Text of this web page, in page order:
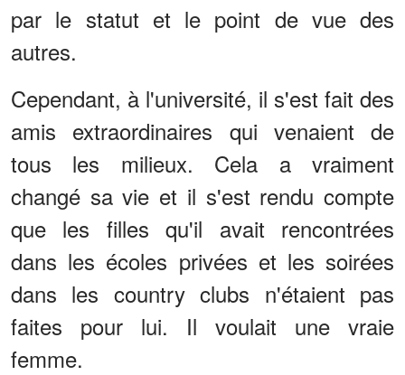
par le statut et le point de vue des
autres.
Cependant, à l'université, il s'est fait des
amis extraordinaires qui venaient de
tous les milieux. Cela a vraiment
changé sa vie et il s'est rendu compte
que les filles qu'il avait rencontrées
dans les écoles privées et les soirées
dans les country clubs n'étaient pas
faites pour lui. Il voulait une vraie
femme.